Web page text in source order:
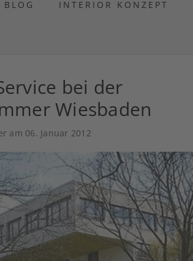
BLOG INTERIOR KONZEPT
bei der
Wiesbaden
am 06. Januar 2012